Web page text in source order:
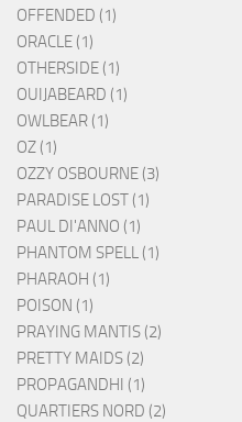
OFFENDED (1)
ORACLE (1)
OTHERSIDE (1)
OUIJABEARD (1)
OWLBEAR (1)
OZ (1)
OZZY OSBOURNE (3)
PARADISE LOST (1)
PAUL DI'ANNO (1)
PHANTOM SPELL (1)
PHARAOH (1)
POISON (1)
PRAYING MANTIS (2)
PRETTY MAIDS (2)
PROPAGANDHI (1)
QUARTIERS NORD (2)